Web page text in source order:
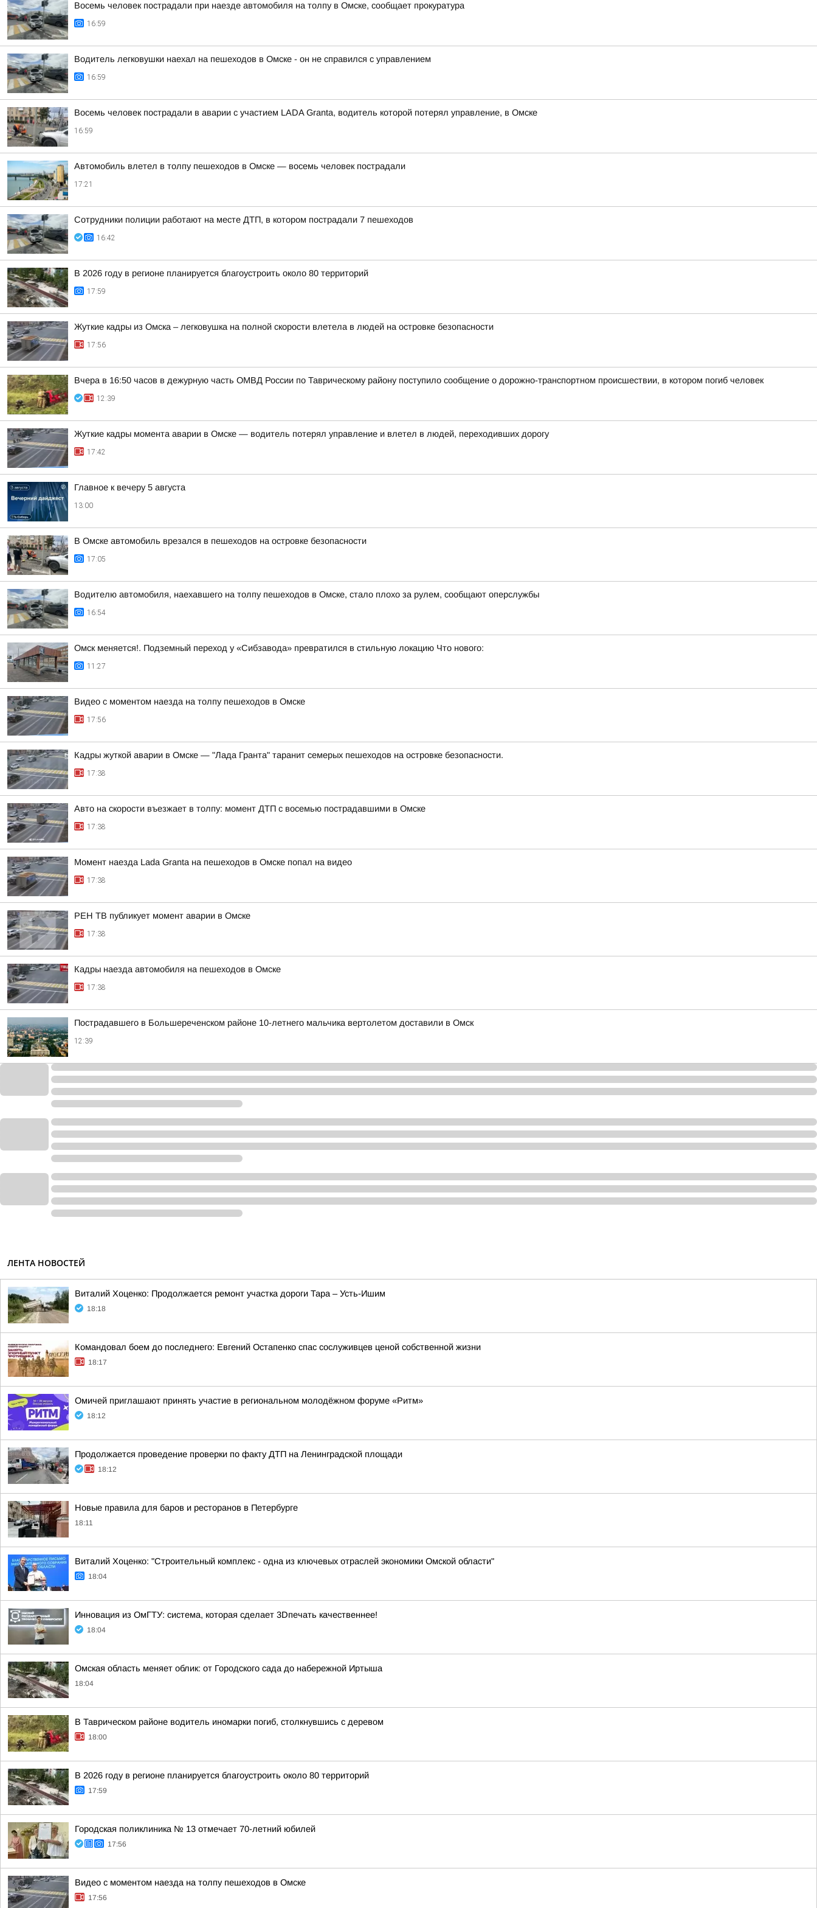
Восемь человек пострадали при наезде автомобиля на толпу в Омске, сообщает прокуратура
16:59
Водитель легковушки наехал на пешеходов в Омске - он не справился с управлением
16:59
Восемь человек пострадали в аварии с участием LADA Granta, водитель которой потерял управление, в Омске
16:59
Автомобиль влетел в толпу пешеходов в Омске — восемь человек пострадали
17:21
Сотрудники полиции работают на месте ДТП, в котором пострадали 7 пешеходов
16:42
В 2026 году в регионе планируется благоустроить около 80 территорий
17:59
Жуткие кадры из Омска – легковушка на полной скорости влетела в людей на островке безопасности
17:56
Вчера в 16:50 часов в дежурную часть ОМВД России по Таврическому району поступило сообщение о дорожно-транспортном происшествии, в котором погиб человек
12:39
Жуткие кадры момента аварии в Омске — водитель потерял управление и влетел в людей, переходивших дорогу
17:42
Главное к вечеру 5 августа
13:00
В Омске автомобиль врезался в пешеходов на островке безопасности
17:05
Водителю автомобиля, наехавшего на толпу пешеходов в Омске, стало плохо за рулем, сообщают оперслужбы
16:54
Омск меняется!. Подземный переход у «Сибзавода» превратился в стильную локацию Что нового:
11:27
Видео с моментом наезда на толпу пешеходов в Омске
17:56
Кадры жуткой аварии в Омске — "Лада Гранта" таранит семерых пешеходов на островке безопасности.
17:38
Авто на скорости въезжает в толпу: момент ДТП с восемью пострадавшими в Омске
17:38
Момент наезда Lada Granta на пешеходов в Омске попал на видео
17:38
РЕН ТВ публикует момент аварии в Омске
17:38
Кадры наезда автомобиля на пешеходов в Омске
17:38
Пострадавшего в Большереченском районе 10-летнего мальчика вертолетом доставили в Омск
12:39
ЛЕНТА НОВОСТЕЙ
Виталий Хоценко: Продолжается ремонт участка дороги Тара – Усть-Ишим
18:18
Командовал боем до последнего: Евгений Остапенко спас сослуживцев ценой собственной жизни
18:17
Омичей приглашают принять участие в региональном молодёжном форуме «Ритм»
18:12
Продолжается проведение проверки по факту ДТП на Ленинградской площади
18:12
Новые правила для баров и ресторанов в Петербурге
18:11
Виталий Хоценко: "Строительный комплекс - одна из ключевых отраслей экономики Омской области"
18:04
Инновация из ОмГТУ: система, которая сделает 3Dпечать качественнее!
18:04
Омская область меняет облик: от Городского сада до набережной Иртыша
18:04
В Таврическом районе водитель иномарки погиб, столкнувшись с деревом
18:00
В 2026 году в регионе планируется благоустроить около 80 территорий
17:59
Городская поликлиника № 13 отмечает 70-летний юбилей
17:56
Видео с моментом наезда на толпу пешеходов в Омске
17:56